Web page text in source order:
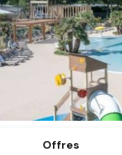
Offres